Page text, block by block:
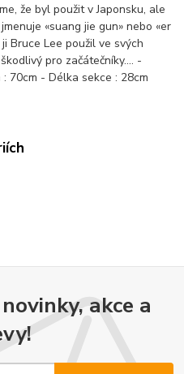
že byl použit v Japonsku, ale
«suang jie gun» nebo «er
Bruce Lee použil ve svých
pro začátečníky.... -
70cm - Délka sekce : 28cm
akce a